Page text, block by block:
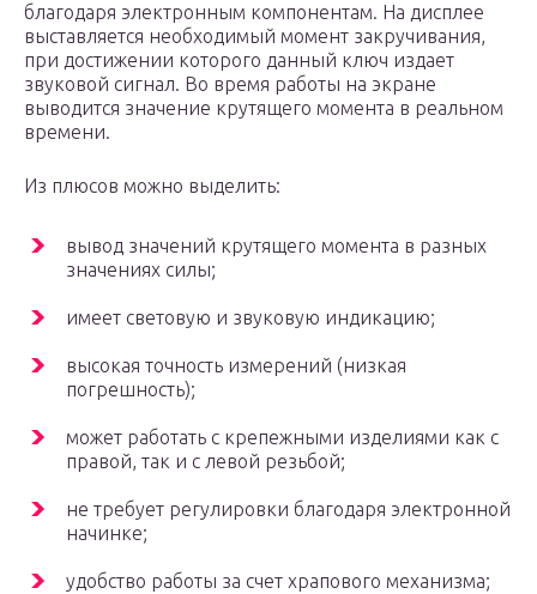
благодаря электронным компонентам. На дисплее
выставляется необходимый момент закручивания,
при достижении которого данный ключ издает
звуковой сигнал. Во время работы на экране
выводится значение крутящего момента в реальном
времени.
Из плюсов можно выделить:
вывод значений крутящего момента в разных
значениях силы;
имеет световую и звуковую индикацию;
высокая точность измерений (низкая
погрешность);
может работать с крепежными изделиями как с
правой, так и с левой резьбой;
не требует регулировки благодаря электронной
начинке;
удобство работы за счет храпового механизма;